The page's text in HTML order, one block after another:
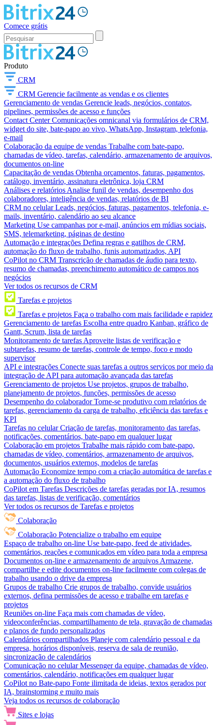
Comece grátis
Produto
CRM
CRM Gerencie facilmente as vendas e os clientes
Gerenciamento de vendas Gerencie leads, negócios, contatos,
pipelines, permissões de acesso e funções
Contact Center Comunicações omnicanal via formulários de CRM,
widget do site, bate-papo ao vivo, WhatsApp, Instagram, telefonia,
e-mail
Colaboração da equipe de vendas Trabalhe com bate-papo,
chamadas de vídeo, tarefas, calendário, armazenamento de arquivos,
documentos on-line
Capacitação de vendas Obtenha orçamentos, faturas, pagamentos,
catálogo, inventário, assinatura eletrônica, loja CRM
Análises e relatórios Analise funil de vendas, desempenho dos
colaboradores, inteligência de vendas, relatórios de BI
CRM no celular Leads, negócios, faturas, pagamentos, telefonia, e-
mails, inventário, calendário ao seu alcance
Marketing Use campanhas por e-mail, anúncios em mídias sociais,
SMS, telemarketing, páginas de destino
Automação e integrações Defina regras e gatilhos de CRM,
automação do fluxo de trabalho, funis automatizados, API
CoPilot no CRM Transcrição de chamadas de áudio para texto,
resumo de chamadas, preenchimento automático de campos nos
negócios
Ver todos os recursos de CRM
Tarefas e projetos
Tarefas e projetos Faça o trabalho com mais facilidade e rapidez
Gerenciamento de tarefas Escolha entre quadro Kanban, gráfico de
Gantt, Scrum, lista de tarefas
Monitoramento de tarefas Aproveite listas de verificação e
subtarefas, resumo de tarefas, controle de tempo, foco e modo
supervisor
API e integrações Conecte suas tarefas a outros serviços por meio da
integração de API para automação avançada das tarefas
Gerenciamento de projetos Use projetos, grupos de trabalho,
planejamento de projetos, funções, permissões de acesso
Desempenho do colaborador Torne-se produtivo com relatórios de
tarefas, gerenciamento da carga de trabalho, eficiência das tarefas e
KPI
Tarefas no celular Criação de tarefas, monitoramento das tarefas,
notificações, comentários, bate-papo em qualquer lugar
Colaboração em projetos Trabalhe mais rápido com bate-papo,
chamadas de vídeo, comentários, armazenamento de arquivos,
documentos, usuários externos, modelos de tarefas
Automação Economize tempo com a criação automática de tarefas e
a automação do fluxo de trabalho
CoPilot em Tarefas Descrições de tarefas geradas por IA, resumos
das tarefas, listas de verificação, comentários
Ver todos os recursos de Tarefas e projetos
Colaboração
Colaboração Potencialize o trabalho em equipe
Espaço de trabalho on-line Use bate-papo, feed de atividades,
comentários, reações e comunicados em vídeo para toda a empresa
Documentos on-line e armazenamento de arquivos Armazene,
compartilhe e edite documentos on-line facilmente com colegas de
trabalho usando o drive da empresa
Grupos de trabalho Crie grupos de trabalho, convide usuários
externos, defina permissões de acesso e trabalhe em tarefas e
projetos
Reuniões on-line Faça mais com chamadas de vídeo,
videoconferências, compartilhamento de tela, gravação de chamadas
e planos de fundo personalizados
Calendários compartilhados Planeje com calendário pessoal e da
empresa, horários disponíveis, reserva de sala de reunião,
sincronização de calendários
Comunicação no celular Messenger da equipe, chamadas de vídeo,
comentários, calendário, notificações em qualquer lugar
CoPilot no Bate-papo Fonte ilimitada de ideias, textos gerados por
IA, brainstorming e muito mais
Veja todos os recursos de colaboração
Sites e lojas